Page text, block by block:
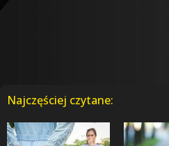
Najczęściej czytane: